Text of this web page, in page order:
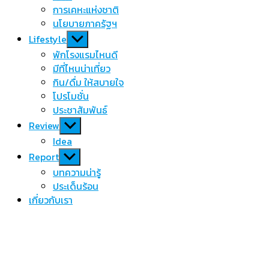
การเคหะแห่งชาติ
นโยบายภาครัฐฯ
Lifestyle Show
sub
menu
พักโรงแรมไหนดี
มีที่ไหนน่าเที่ยว
กิน/ดื่ม ให้สบายใจ
โปรโมชั่น
ประชาสัมพันธ์
Review Show
sub
menu
Idea
Report Show
sub
menu
บทความน่ารู้
ประเด็นร้อน
เกี่ยวกับเรา